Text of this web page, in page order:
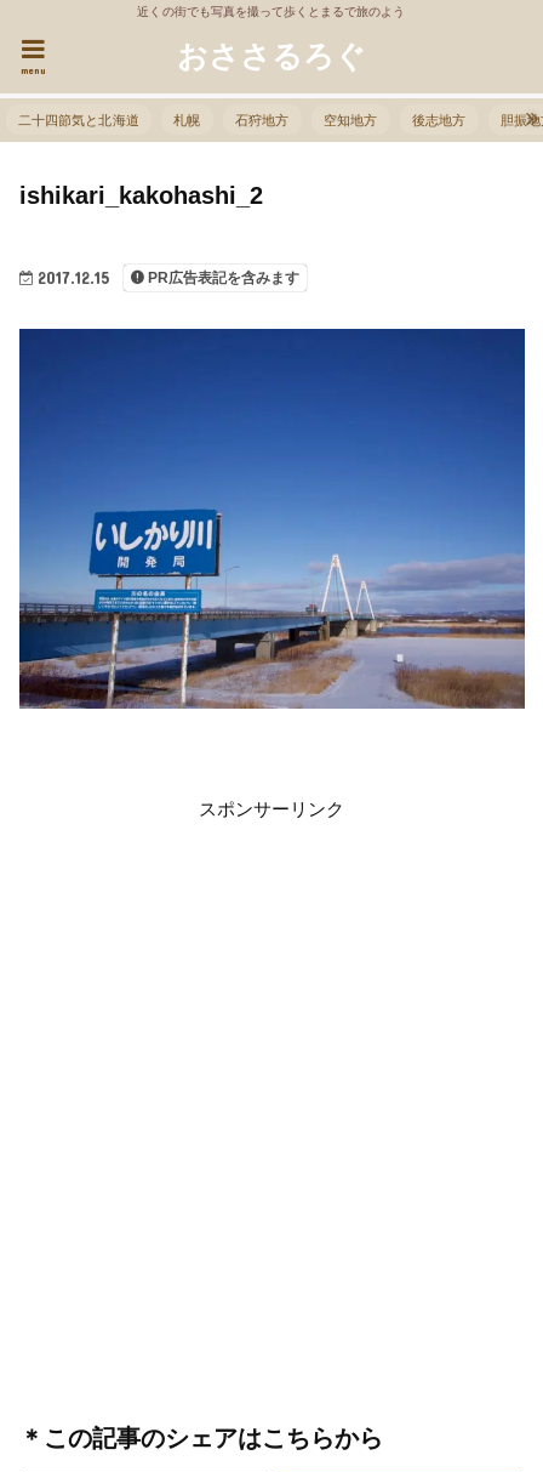
近くの街でも写真を撮って歩くとまるで旅のよう
おささるろぐ
menu
二十四節気と北海道 札幌 石狩地方 空知地方 後志地方 胆振
2017.12.15 PR広告表記を含みます
ishikari_kakohashi_2
スポンサーリンク
＊この記事のシェアはこちらから